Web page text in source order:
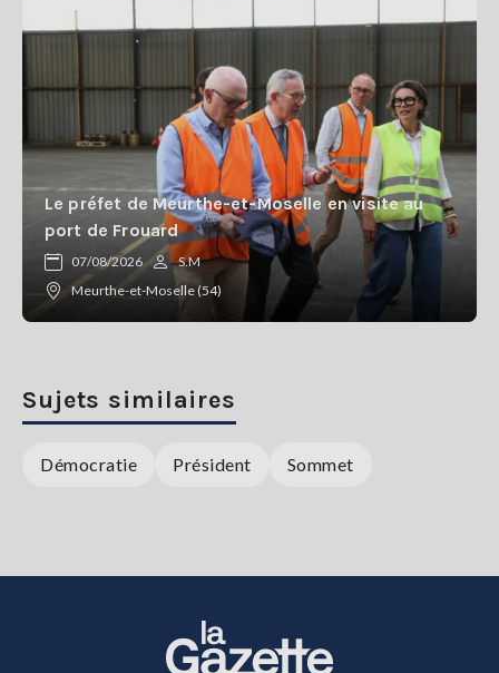
Le préfet de Meurthe-et-Moselle en visite au
port de Frouard
07/08/2026
S.M
Meurthe-et-Moselle (54)
Sujets similaires
Démocratie Président Sommet